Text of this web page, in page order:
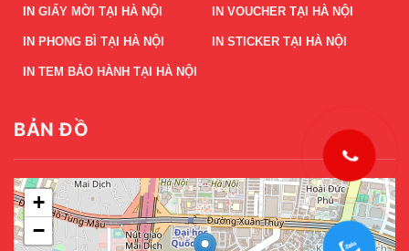
IN GIẤY MỜI TẠI HÀ NỘI IN VOUCHER TẠI HÀ NỘI
IN PHONG BÌ TẠI HÀ NỘI IN STICKER TẠI HÀ NỘI
IN TEM BẢO HÀNH TẠI HÀ NỘI
BẢN ĐỒ
+
−